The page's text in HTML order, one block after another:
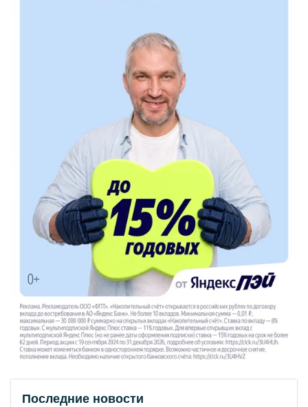
Последние новости